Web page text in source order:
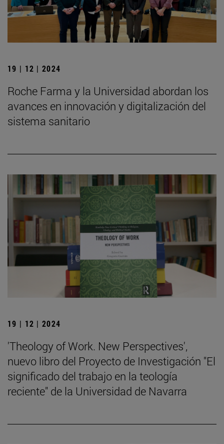
19 | 12 | 2024
Roche Farma y la Universidad abordan los
avances en innovación y digitalización del
sistema sanitario
19 | 12 | 2024
'Theology of Work. New Perspectives',
nuevo libro del Proyecto de Investigación "El
significado del trabajo en la teología
reciente" de la Universidad de Navarra